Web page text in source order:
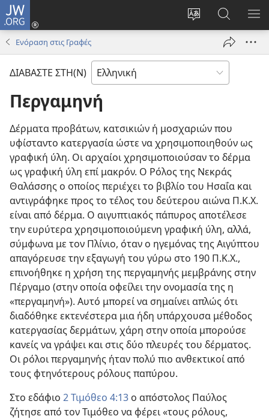
JW.ORG
Αλλαγή
γλώσσας
ιστότοπου
Σύνδεση
(ανοίγει
παράθυρο)
στο
JW.ORG
Ενόραση στις Γραφές
ΔΙΑΒΑΣΤΕ ΣΤΗ(Ν)
Περγαμηνή
Δέρματα προβάτων, κατσικιών ή μοσχαριών που
υφίσταντο κατεργασία ώστε να χρησιμοποιηθούν ως
γραφική ύλη. Οι αρχαίοι χρησιμοποιούσαν το δέρμα
ως γραφική ύλη επί μακρόν. Ο Ρόλος της Νεκράς
Θαλάσσης ο οποίος περιέχει το βιβλίο του Ησαΐα και
αντιγράφηκε προς το τέλος του δεύτερου αιώνα Π.Κ.Χ.
είναι από δέρμα. Ο αιγυπτιακός πάπυρος αποτέλεσε
την ευρύτερα χρησιμοποιούμενη γραφική ύλη, αλλά,
σύμφωνα με τον Πλίνιο, όταν ο ηγεμόνας της Αιγύπτου
απαγόρευσε την εξαγωγή του γύρω στο 190 Π.Κ.Χ.,
επινοήθηκε η χρήση της περγαμηνής μεμβράνης στην
Πέργαμο (στην οποία οφείλει την ονομασία της η
«περγαμηνή»). Αυτό μπορεί να σημαίνει απλώς ότι
διαδόθηκε εκτενέστερα μια ήδη υπάρχουσα μέθοδος
κατεργασίας δερμάτων, χάρη στην οποία μπορούσε
κανείς να γράψει και στις δύο πλευρές του δέρματος.
Οι ρόλοι περγαμηνής ήταν πολύ πιο ανθεκτικοί από
τους φτηνότερους ρόλους παπύρου.
Στο εδάφιο 2 Τιμόθεο 4:13 ο απόστολος Παύλος
ζήτησε από τον Τιμόθεο να φέρει «τους ρόλους,